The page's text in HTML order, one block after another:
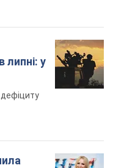
липні: у